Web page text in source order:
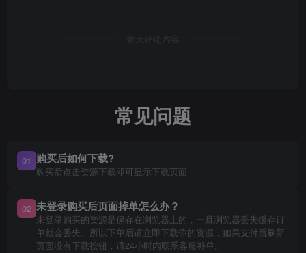
暂无评论内容
常见问题
01 购买后如何下载?
购买后点击资源下载即可显示下载页面
02 未登录购买后页面掉单怎么办？
未登录购买的资源是保存在浏览器上的，一旦浏览器丢失缓存订
单就会丢失。所以下单后请立即下载你的资源，如果支付后刷新
页面没有下载按钮，请24小时内联系客服补单。